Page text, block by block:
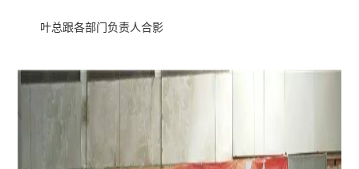
叶总跟各部门负责人合影